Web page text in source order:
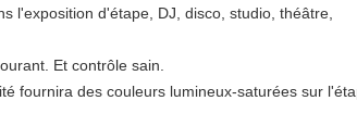
l'exposition d'étape, DJ, disco, studio, théâtre,
Et contrôle sain.
fournira des couleurs lumineux-saturées sur